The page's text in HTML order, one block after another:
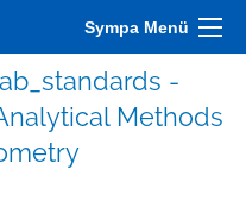
Sympa Menü
-
Methods